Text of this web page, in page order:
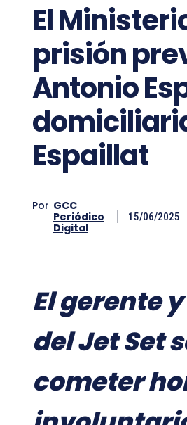
El
prisión
Antonio
Espaillat
Por GCC
Periódico
Digital
15/06/2025
El gerente
del Jet Set
cometer